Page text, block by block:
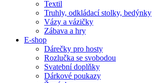
Textil
Truhly, odkládací stolky, bedýnky
Vázy a vázičky
Zábava a hry
E-shop
Dárečky pro hosty
Rozlučka se svobodou
Svatební doplňky
Dárkové poukazy